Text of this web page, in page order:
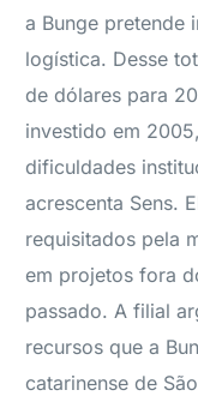
a Bunge pretende
logística. Desse
de dólares para
investido em
dificuldades
acrescenta Sens.
requisitados pela
em projetos fora
passado. A filial
recursos que a
catarinense de